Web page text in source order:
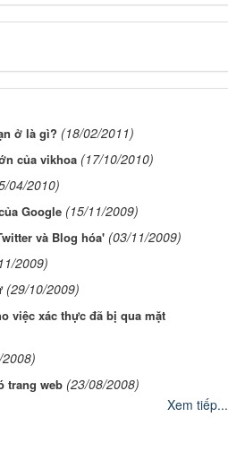
ở là gì? (18/02/2011)
của vikhoa (17/10/2010)
04/2010)
Google (15/11/2009)
và Blog hóa' (03/11/2009)
2009)
(29/10/2009)
việc xác thực đã bị qua mặt
trang web (23/08/2008)
Xem tiếp...